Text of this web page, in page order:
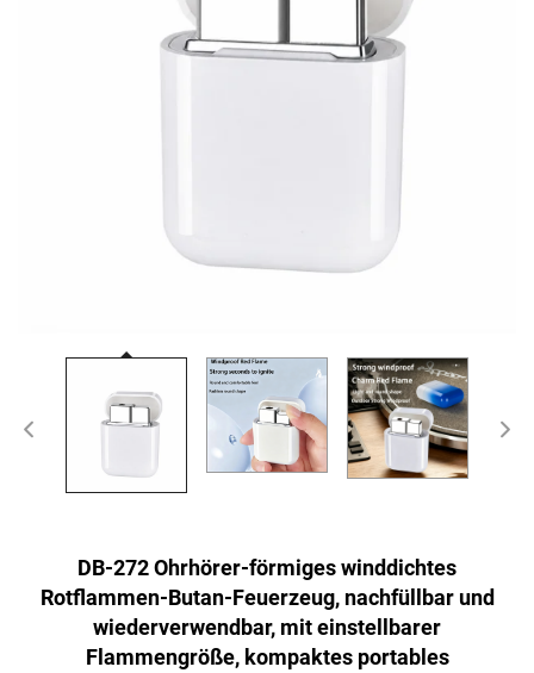
DB-272 Ohrhörer-förmiges winddichtes
Rotflammen-Butan-Feuerzeug, nachfüllbar und
wiederverwendbar, mit einstellbarer
Flammengröße, kompaktes portables